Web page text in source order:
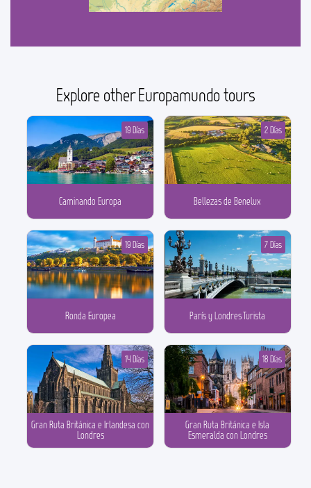
Explore other Europamundo tours
Caminando Europa
19 Días
Bellezas de Benelux
2 Días
Ronda Europea
19 Días
París y Londres Turista
7 Días
Gran Ruta Británica e Irlandesa con
Londres
14 Días
Gran Ruta Británica e Isla
Esmeralda con Londres
18 Días